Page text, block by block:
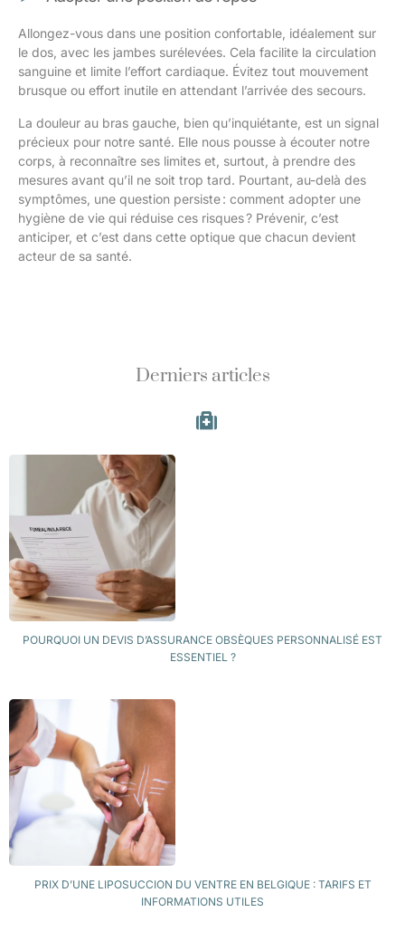
Allongez-vous dans une position confortable, idéalement sur
le dos, avec les jambes surélevées. Cela facilite la circulation
sanguine et limite l’effort cardiaque. Évitez tout mouvement
brusque ou effort inutile en attendant l’arrivée des secours.
La douleur au bras gauche, bien qu’inquiétante, est un signal
précieux pour notre santé. Elle nous pousse à écouter notre
corps, à reconnaître ses limites et, surtout, à prendre des
mesures avant qu’il ne soit trop tard. Pourtant, au-delà des
symptômes, une question persiste : comment adopter une
hygiène de vie qui réduise ces risques ? Prévenir, c’est
anticiper, et c’est dans cette optique que chacun devient
acteur de sa santé.
Derniers articles
POURQUOI UN DEVIS D’ASSURANCE OBSÈQUES PERSONNALISÉ EST
ESSENTIEL ?
PRIX D’UNE LIPOSUCCION DU VENTRE EN BELGIQUE : TARIFS ET
INFORMATIONS UTILES